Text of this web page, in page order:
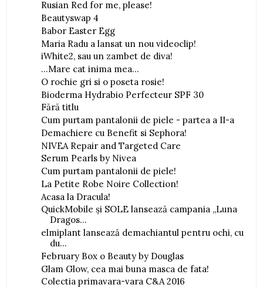
Rusian Red for me, please!
Beautyswap 4
Babor Easter Egg
Maria Radu a lansat un nou videoclip!
iWhite2, sau un zambet de diva!
...Mare cat inima mea...
O rochie gri si o poseta rosie!
Bioderma Hydrabio Perfecteur SPF 30
Fără titlu
Cum purtam pantalonii de piele - partea a II-a
Demachiere cu Benefit si Sephora!
NIVEA Repair and Targeted Care
Serum Pearls by Nivea
Cum purtam pantalonii de piele!
La Petite Robe Noire Collection!
Acasa la Dracula!
QuickMobile și SOLE lansează campania „Luna
Dragos...
elmiplant lansează demachiantul pentru ochi, cu
du...
February Box o Beauty by Douglas
Glam Glow, cea mai buna masca de fata!
Colectia primavara-vara C&A 2016